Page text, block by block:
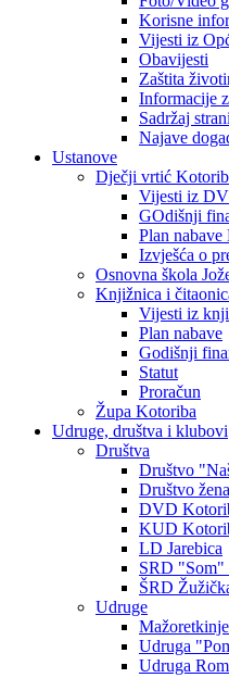
Korisne
Vijesti iz
Obavijesti
Zaštita
Informacije
Sadržaj
Najave
Ustanove
Dječji vrtić
Vijesti iz DV
GOdišnji
Plan
Izvješća o
Osnovna škola
Knjižnica i
Vijesti iz
Plan nabave
Godišnji
Statut
Proračun
Župa Kotoriba
Udruge, društva i klubovi
Društva
Društvo
Društvo
DVD
KUD
LD Jarebica
SRD "Som"
ŠRD
Udruge
Udruga
Udruga